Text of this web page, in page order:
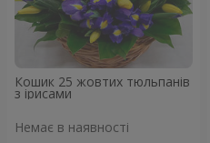
Кошик 25 жовтих тюльпанів
з ірисами
Немає в наявності